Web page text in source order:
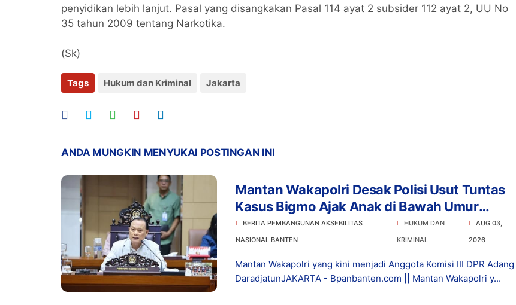
penyidikan lebih lanjut. Pasal yang disangkakan Pasal 114 ayat 2 subsider 112 ayat 2, UU No
35 tahun 2009 tentang Narkotika.
(Sk)
Tags Hukum dan Kriminal Jakarta
ANDA MUNGKIN MENYUKAI POSTINGAN INI
Mantan Wakapolri Desak Polisi Usut Tuntas
Kasus Bigmo Ajak Anak di Bawah Umur
Promosikan Vape
BERITA PEMBANGUNAN AKSEBILITAS
NASIONAL BANTEN
HUKUM DAN
KRIMINAL
AUG 03,
2026
Mantan Wakapolri yang kini menjadi Anggota Komisi III DPR Adang
DaradjatunJAKARTA - Bpanbanten.com || Mantan Wakapolri y...